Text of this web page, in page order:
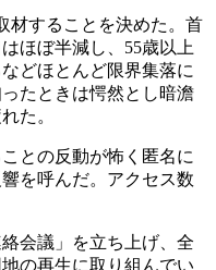
材することを決めた。首
ほぼ半減し、55歳以上
どほとんど限界集落に
たときは愕然とし暗澹
た。
との反動が怖く匿名に
を呼んだ。アクセス数
会議」を立ち上げ、全
の再生に取り組んでい